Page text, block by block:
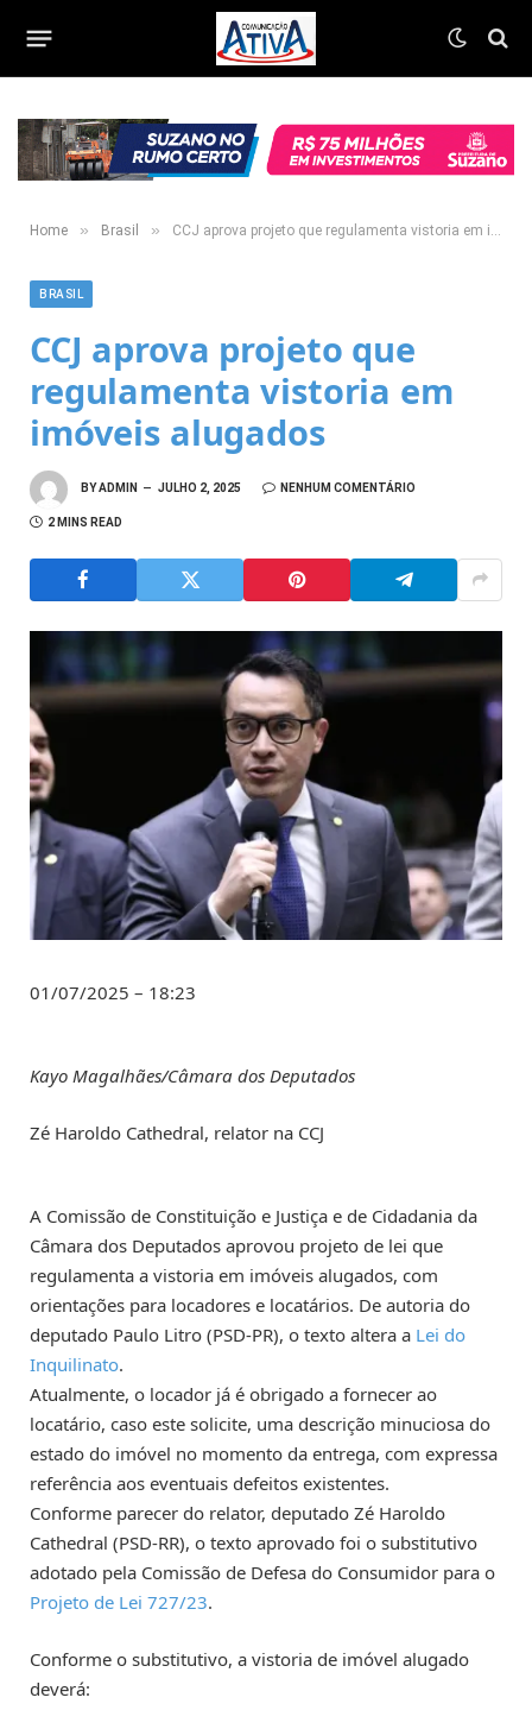
Home » Brasil » CCJ aprova projeto que regulamenta vistoria em imóveis alugados
BRASIL
CCJ aprova projeto que
regulamenta vistoria em
imóveis alugados
BYADMIN JULHO 2, 2025 NENHUM COMENTÁRIO
2 MINS READ
01/07/2025 – 18:23
Kayo Magalhães/Câmara dos Deputados
Zé Haroldo Cathedral, relator na CCJ
A Comissão de Constituição e Justiça e de Cidadania da
Câmara dos Deputados aprovou projeto de lei que
regulamenta a vistoria em imóveis alugados, com
orientações para locadores e locatários. De autoria do
deputado Paulo Litro (PSD-PR), o texto altera a Lei do
Inquilinato.
Atualmente, o locador já é obrigado a fornecer ao
locatário, caso este solicite, uma descrição minuciosa do
estado do imóvel no momento da entrega, com expressa
referência aos eventuais defeitos existentes.
Conforme parecer do relator, deputado Zé Haroldo
Cathedral (PSD-RR), o texto aprovado foi o substitutivo
adotado pela Comissão de Defesa do Consumidor para o
Projeto de Lei 727/23.
Conforme o substitutivo, a vistoria de imóvel alugado
deverá: